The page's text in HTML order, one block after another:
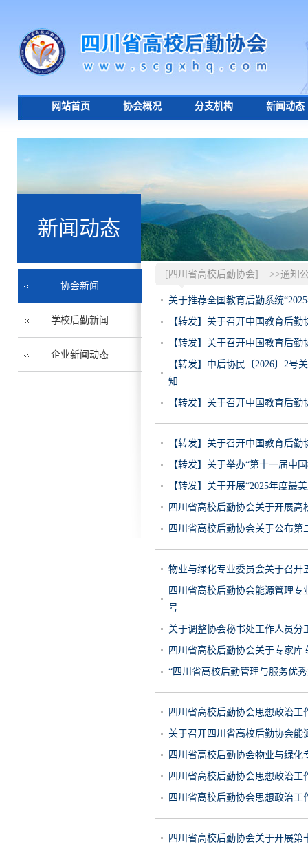
网站首页 协会概况 分支机构 新闻动态
新闻动态
协会新闻
学校后勤新闻
企业新闻动态
[四川省高校后勤协会] >>通知
关于推荐全国教育后勤系统
【转发】关于召开中国教育后
【转发】关于召开中国教育后
【转发】中后协民〔2026〕2号
知
【转发】关于召开中国教育后
【转发】关于召开中国教育后
【转发】关于举办“第十一届中
【转发】关于开展“2025年度最
四川省高校后勤协会关于开展高
四川省高校后勤协会关于公布
物业与绿化专业委员会关于召开
四川省高校后勤协会能源管理专
号
关于调整协会秘书处工作人员分
四川省高校后勤协会关于专家库
“四川省高校后勤管理与服务优
四川省高校后勤协会思想政治
关于召开四川省高校后勤协会能
四川省高校后勤协会物业与绿化
四川省高校后勤协会思想政治
四川省高校后勤协会思想政治
四川省高校后勤协会关于开展第